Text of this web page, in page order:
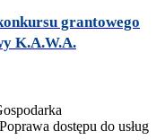
grantowego
K.A.W.A.